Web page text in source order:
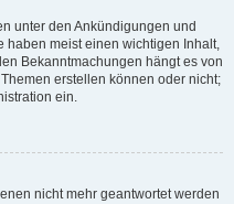
unter den Ankündigungen und
haben meist einen wichtigen Inhalt,
Bekanntmachungen hängt es von
erstellen können oder nicht;
ein.
nicht mehr geantwortet werden